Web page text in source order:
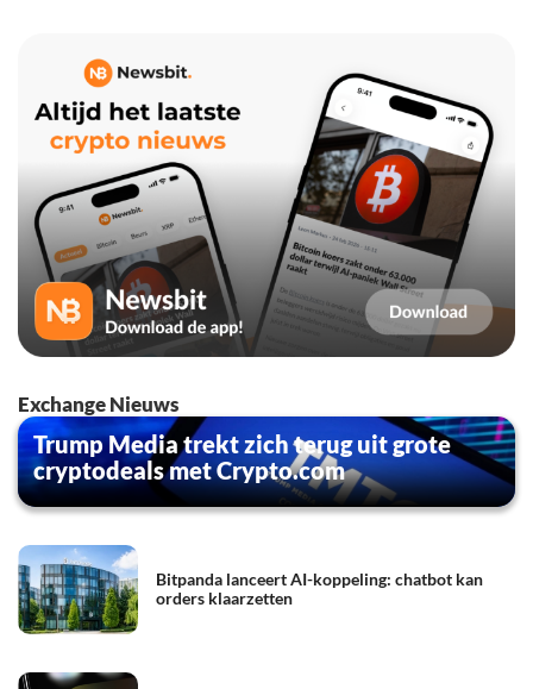
Exchange Nieuws
Trump Media trekt zich terug uit grote
cryptodeals met Crypto.com
Bitpanda lanceert AI-koppeling: chatbot kan
orders klaarzetten